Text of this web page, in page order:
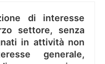
di interesse
settore, senza
in attività non
generale,